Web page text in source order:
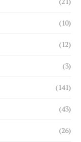
(10)
(12)
(3)
(141)
(43)
(26)